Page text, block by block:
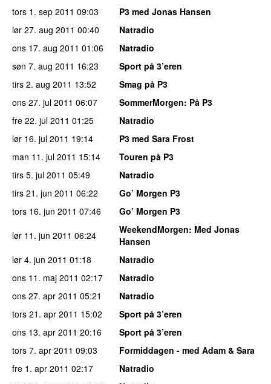
tors 1. sep 2011 09:03
P3 med Jonas Hansen
lør 27. aug 2011 00:40
Natradio
ons 17. aug 2011 01:06
Natradio
søn 7. aug 2011 16:23
Sport på 3’eren
tirs 2. aug 2011 13:52
Smag på P3
ons 27. jul 2011 06:07 SommerMorgen: På P3
fre 22. jul 2011 01:25
Natradio
lør 16. jul 2011 19:14
P3 med Sara Frost
man 11. jul 2011 15:14
Touren på P3
tirs 5. jul 2011 05:49
Natradio
tirs 21. jun 2011 06:22
Go’ Morgen P3
tors 16. jun 2011 07:46
Go’ Morgen P3
lør 11. jun 2011 06:24 WeekendMorgen: Med Jonas
Hansen
lør 4. jun 2011 01:18
Natradio
ons 11. maj 2011 02:17
Natradio
ons 27. apr 2011 05:21
Natradio
tors 21. apr 2011 15:02
Sport på 3’eren
ons 13. apr 2011 20:16
Sport på 3’eren
tors 7. apr 2011 09:03
Formiddagen - med Adam & Sara
fre 1. apr 2011 02:17
Natradio